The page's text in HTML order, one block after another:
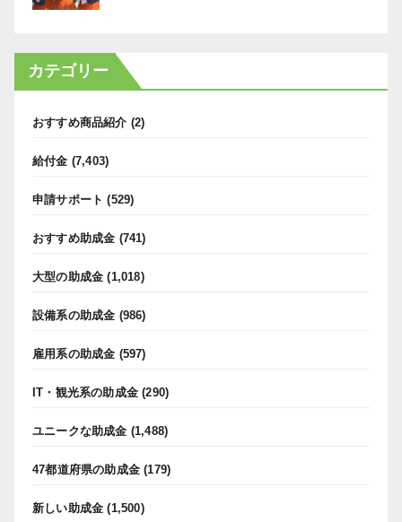
カテゴリー
おすすめ商品紹介 (2)
給付金 (7,403)
申請サポート (529)
おすすめ助成金 (741)
大型の助成金 (1,018)
設備系の助成金 (986)
雇用系の助成金 (597)
IT・観光系の助成金 (290)
ユニークな助成金 (1,488)
47都道府県の助成金 (179)
新しい助成金 (1,500)